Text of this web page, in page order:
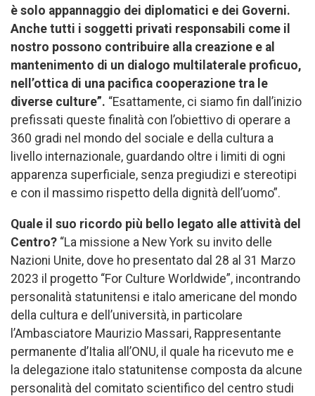
è solo appannaggio dei diplomatici e dei Governi.
Anche tutti i soggetti privati responsabili come il
nostro possono contribuire alla creazione e al
mantenimento di un dialogo multilaterale proficuo,
nell’ottica di una pacifica cooperazione tra le
diverse culture”. “Esattamente, ci siamo fin dall’inizio
prefissati queste finalità con l’obiettivo di operare a
360 gradi nel mondo del sociale e della cultura a
livello internazionale, guardando oltre i limiti di ogni
apparenza superficiale, senza pregiudizi e stereotipi
e con il massimo rispetto della dignità dell’uomo”.
Quale il suo ricordo più bello legato alle attività del
Centro? “La missione a New York su invito delle
Nazioni Unite, dove ho presentato dal 28 al 31 Marzo
2023 il progetto “For Culture Worldwide”, incontrando
personalità statunitensi e italo americane del mondo
della cultura e dell’università, in particolare
l’Ambasciatore Maurizio Massari, Rappresentante
permanente d’Italia all’ONU, il quale ha ricevuto me e
la delegazione italo statunitense composta da alcune
personalità del comitato scientifico del centro studi